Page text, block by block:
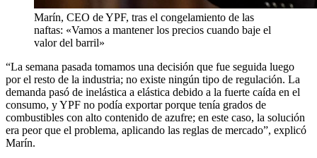
Marín, CEO de YPF, tras el congelamiento de las
naftas: «Vamos a mantener los precios cuando baje el
valor del barril»
“La semana pasada tomamos una decisión que fue seguida luego
por el resto de la industria; no existe ningún tipo de regulación. La
demanda pasó de inelástica a elástica debido a la fuerte caída en el
consumo, y YPF no podía exportar porque tenía grados de
combustibles con alto contenido de azufre; en este caso, la solución
era peor que el problema, aplicando las reglas de mercado”, explicó
Marín.